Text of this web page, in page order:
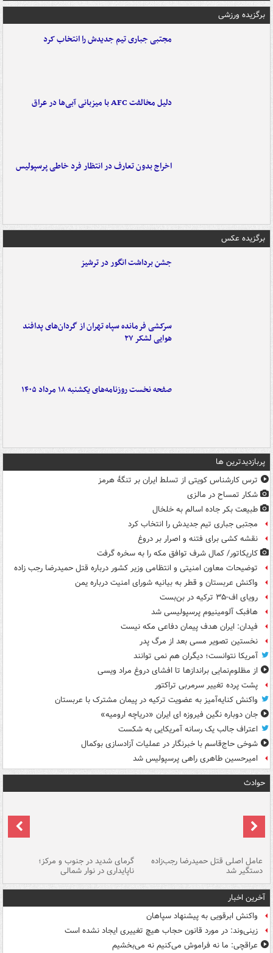
برگزیده ورزشی
مجتبی جباری تیم جدیدش را انتخاب کرد
دلیل مخالفت AFC با میزبانی آبی‌ها در عراق
اخراج بدون تعارف در انتظار فرد خاطی پرسپولیس
برگزیده عکس
جشن برداشت انگور در ترشیز
سرکشی فرمانده سپاه تهران از گردان‌های پدافند
هوایی لشکر ۲۷
صفحه نخست روزنامه‌های یکشنبه ۱۸ مرداد ۱۴۰۵
پربازدیدترین ها
ترس کارشناس کویتی از تسلط ایران بر تنگۀ هرمز
شکار تمساح در مالزی
طبیعت بکر جاده اسالم به خلخال
مجتبی جباری تیم جدیدش را انتخاب کرد
نقشه کشی برای فتنه و اصرار بر دروغ
کاریکاتور/ کمال شرف توافق مکه را به سخره گرفت
توضیحات معاون امنیتی و انتظامی وزیر کشور درباره قتل حمیدرضا رجب زاده
واکنش عربستان و قطر به بیانیه شورای امنیت درباره یمن
رویای اف-۳۵ ترکیه در بن‌بست
هافبک آلومینیوم پرسپولیسی شد
فیدان: ایران هدف پیمان دفاعی مکه نیست
نخستین تصویر مسی بعد از مرگ پدر
آمریکا نتوانست؛ دیگران هم نمی توانند
از مظلوم‌نمایی براندازها تا افشای دروغ مراد ویسی
پشت پرده تغییر سرمربی تراکتور
واکنش کنایه‌آمیز به عضویت ترکیه در پیمان مشترک با عربستان
جان دوباره نگین فیروزه ای ایران «دریاچه ارومیه»
اعتراف جالب یک رسانه آمریکایی به شکست
شوخی حاج‌قاسم با خبرنگار در عملیات آزادسازی بوکمال
امیرحسین طاهری راهی پرسپولیس شد
حوادث
عامل اصلی قتل حمیدرضا رجب‌زاده
دستگیر شد
گرمای شدید در جنوب و مرکز؛
ناپایداری در نوار شمالی
آخرین اخبار
واکنش ابرقویی به پیشنهاد سپاهان
زینی‌وند: در مورد قانون حجاب هیچ تغییری ایجاد نشده است
عراقچی: ما نه فراموش می‌کنیم نه می‌بخشیم